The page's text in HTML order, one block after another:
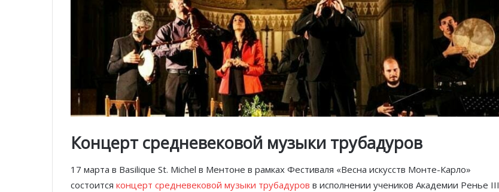
Концерт средневековой музыки трубадуров
17 марта в Basilique St. Michel в Ментоне в рамках Фестиваля «Весна искусств Монте-Карло»
состоится концерт средневековой музыки трубадуров в исполнении учеников Академии Ренье III